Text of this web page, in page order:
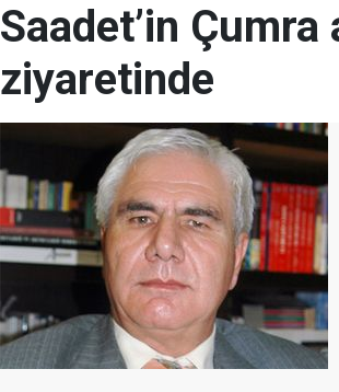
Saadet’in
ziyaretinde